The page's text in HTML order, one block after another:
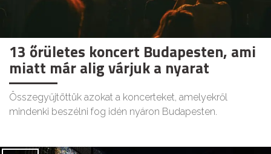
13 őrületes koncert Budapesten, ami
miatt már alig várjuk a nyarat
Összegyűjtöttük azokat a koncerteket, amelyekről
mindenki beszélni fog idén nyáron Budapesten.